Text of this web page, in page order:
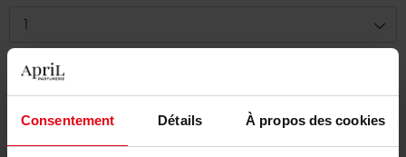
Consentement Détails À propos des cookies
1
Livraison
Cet article n'est plus disponible pour le moment